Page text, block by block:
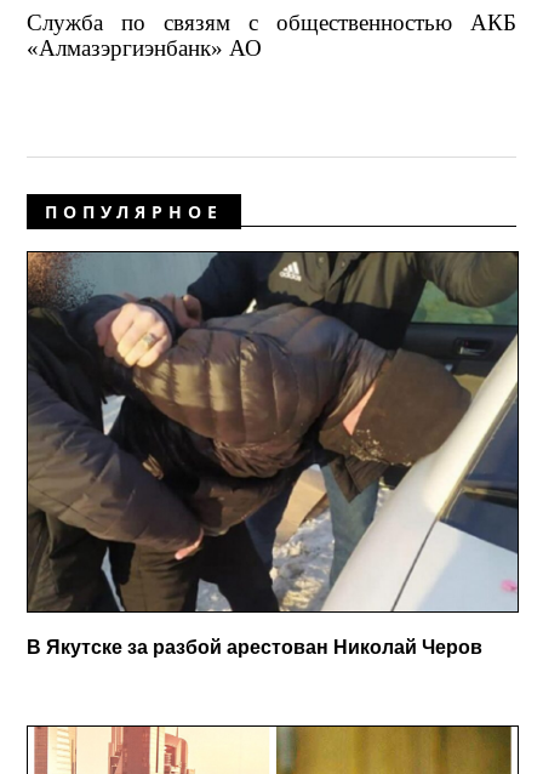
Служба по связям с общественностью АКБ
«Алмазэргиэнбанк» АО
ПОПУЛЯРНОЕ
В Якутске за разбой арестован Николай Черов